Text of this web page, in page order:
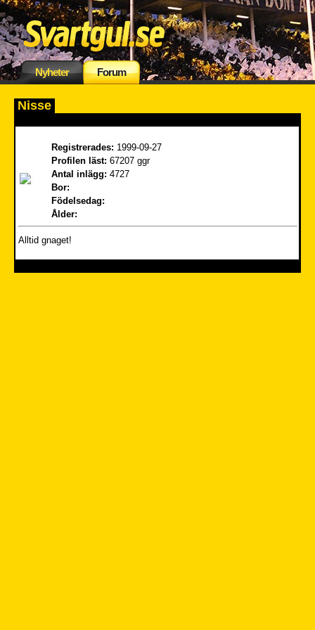
Nyheter Forum
Nisse
Registrerades: 1999-09-27
Profilen läst: 67207 ggr
Antal inlägg: 4727
Bor:
Födelsedag:
Ålder:
Alltid gnaget!